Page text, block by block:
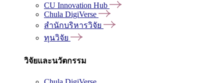
CU Innovation Hub
Chula DigiVerse
สำนักบริหารวิจัย
ทุนวิจัย
วิจัยและนวัตกรรม